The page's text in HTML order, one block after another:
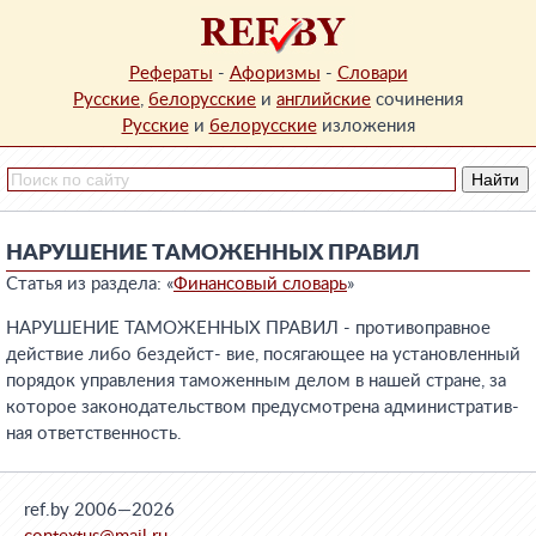
Рефераты - Афоризмы - Словари
Русские, белорусские и английские сочинения
Русскиеи белорусскиеизложения
НАРУШЕНИЕ ТАМОЖЕННЫХ ПРАВИЛ
Статья из раздела: «Финансовый словарь»
НАРУШЕНИЕ ТАМОЖЕННЫХ ПРАВИЛ - противоправное
действие либо бездейст- вие, посягающее на установленный
порядок управления таможенным делом в нашей стране, за
которое законодательством предусмотрена административ-
ная ответственность.
ref.by 2006—2026